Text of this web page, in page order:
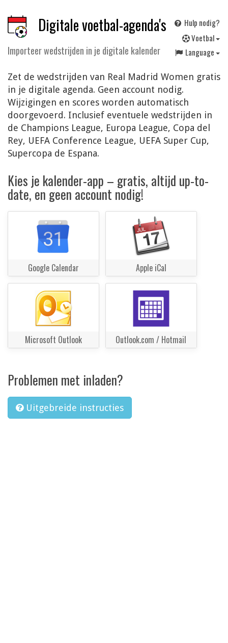
Digitale voetbal-agenda's
Importeer wedstrijden in je digitale kalender
Hulp nodig?
Voetbal
Language
Zet de wedstrijden van Real Madrid Women gratis
in je digitale agenda. Geen account nodig.
Wijzigingen en scores worden automatisch
doorgevoerd. Inclusief eventuele wedstrijden in
de Champions League, Europa League, Copa del
Rey, UEFA Conference League, UEFA Super Cup,
Supercopa de Espana.
Kies je kalender-app – gratis, altijd up-to-
date, en geen account nodig!
Google Calendar Apple iCal
Microsoft Outlook Outlook.com / Hotmail
Problemen met inladen?
Uitgebreide instructies